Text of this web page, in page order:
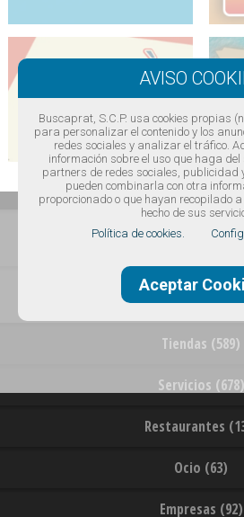
INICIO
NEGOCIOS
Tiendas (589)
Servicios (678)
Restaurantes
Ocio (63)
Empresas (92)
Buscaprat, S.C.P. usa cookies propias
para personalizar el contenido y los
redes sociales y analizar el tráfico.
información sobre el uso que haga
partners de redes sociales, publicidad
pueden combinarla con otra
proporcionado o que hayan recopilado
hecho de sus
Política de cookies.
Aceptar